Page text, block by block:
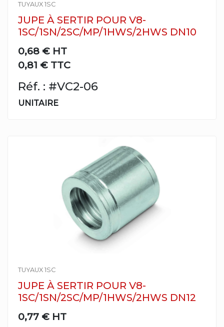
TUYAUX 1SC
JUPE À SERTIR POUR V8-
1SC/1SN/2SC/MP/1HWS/2HWS DN10
0,68 € HT
0,81 € TTC
Réf. : #VC2-06
UNITAIRE
TUYAUX 1SC
JUPE À SERTIR POUR V8-
1SC/1SN/2SC/MP/1HWS/2HWS DN12
0,77 € HT